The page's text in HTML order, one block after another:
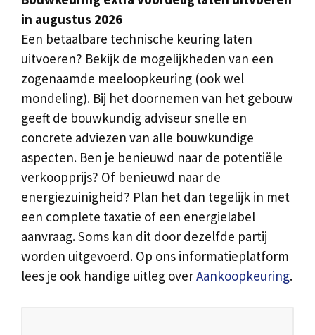
in augustus 2026
Een betaalbare technische keuring laten
uitvoeren? Bekijk de mogelijkheden van een
zogenaamde meeloopkeuring (ook wel
mondeling). Bij het doornemen van het gebouw
geeft de bouwkundig adviseur snelle en
concrete adviezen van alle bouwkundige
aspecten. Ben je benieuwd naar de potentiële
verkoopprijs? Of benieuwd naar de
energiezuinigheid? Plan het dan tegelijk in met
een complete taxatie of een energielabel
aanvraag. Soms kan dit door dezelfde partij
worden uitgevoerd. Op ons informatieplatform
lees je ook handige uitleg overAankoopkeuring.